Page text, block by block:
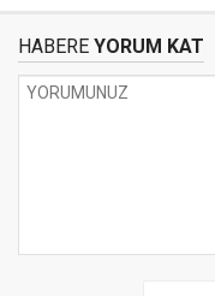
HABERE YORUM KAT